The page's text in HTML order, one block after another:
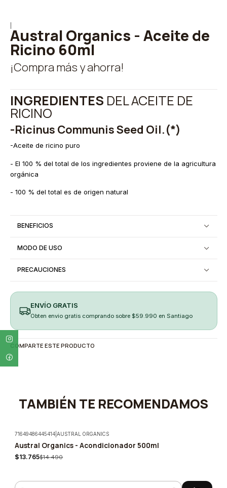
Austral Organics - Aceite de
Ricino 60ml
¡Compra más y ahorra!
INGREDIENTES DEL ACEITE DE
RICINO
-Ricinus Communis Seed Oil.(*)
-Aceite de ricino puro
- El 100 % del total de los ingredientes proviene de la agricultura
orgánica
- 100 % del total es de origen natural
BENEFICIOS
MODO DE USO
PRECAUCIONES
ENVÍO GRATIS
Obten envio gratis comprando sobre $59.990 en Santiago
COMPARTE ESTE PRODUCTO
TAMBIÉN TE RECOMENDAMOS
-5%
71649486445414 |AUSTRAL ORGANICS
Austral Organics - Acondicionador 500ml
$13.765$14.490